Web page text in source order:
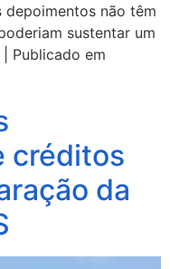
depoimentos não têm
sustentar um
Publicado em
créditos
da